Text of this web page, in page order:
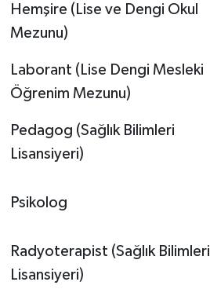
Hemşire (Lise ve Dengi Okul
Mezunu)
Laborant (Lise Dengi Mesleki
Öğrenim Mezunu)
Pedagog (Sağlık Bilimleri
Lisansiyeri)
Psikolog
Radyoterapist (Sağlık Bilimleri
Lisansiyeri)